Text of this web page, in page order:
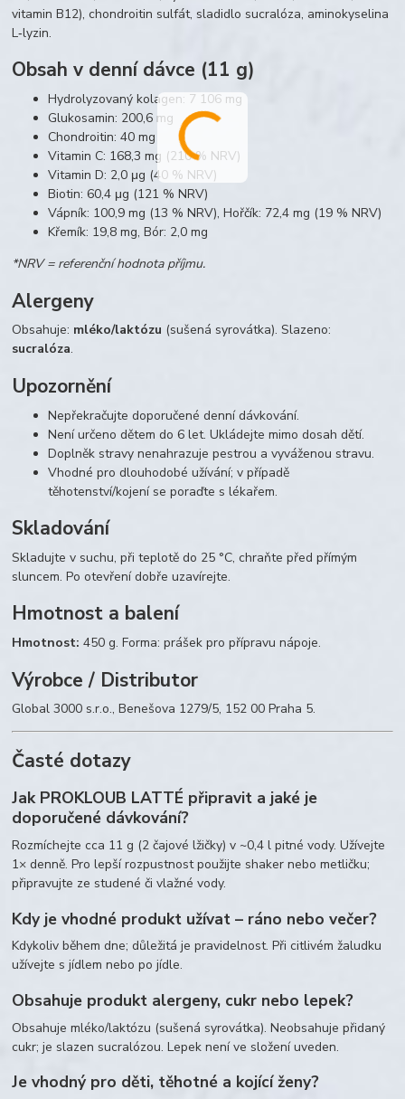
vitamin B12), chondroitin sulfát, sladidlo sucralóza, aminokyselina
L‑lyzin.
Obsah v denní dávce (11 g)
Hydrolyzovaný kolagen: 7 106 mg
Glukosamin: 200,6 mg
Chondroitin: 40 mg
Vitamin C: 168,3 mg (210 % NRV)
Vitamin D: 2,0 μg (40 % NRV)
Biotin: 60,4 μg (121 % NRV)
Vápník: 100,9 mg (13 % NRV), Hořčík: 72,4 mg (19 % NRV)
Křemík: 19,8 mg, Bór: 2,0 mg
*NRV = referenční hodnota příjmu.
Alergeny
Obsahuje: mléko/laktózu (sušená syrovátka). Slazeno:
sucralóza.
Upozornění
Nepřekračujte doporučené denní dávkování.
Není určeno dětem do 6 let. Ukládejte mimo dosah dětí.
Doplněk stravy nenahrazuje pestrou a vyváženou stravu.
Vhodné pro dlouhodobé užívání; v případě
těhotenství/kojení se poraďte s lékařem.
Skladování
Skladujte v suchu, při teplotě do 25 °C, chraňte před přímým
sluncem. Po otevření dobře uzavírejte.
Hmotnost a balení
Hmotnost: 450 g. Forma: prášek pro přípravu nápoje.
Výrobce / Distributor
Global 3000 s.r.o., Benešova 1279/5, 152 00 Praha 5.
Časté dotazy
Jak PROKLOUB LATTÉ připravit a jaké je
doporučené dávkování?
Rozmíchejte cca 11 g (2 čajové lžičky) v ~0,4 l pitné vody. Užívejte
1× denně. Pro lepší rozpustnost použijte shaker nebo metličku;
připravujte ze studené či vlažné vody.
Kdy je vhodné produkt užívat – ráno nebo večer?
Kdykoliv během dne; důležitá je pravidelnost. Při citlivém žaludku
užívejte s jídlem nebo po jídle.
Obsahuje produkt alergeny, cukr nebo lepek?
Obsahuje mléko/laktózu (sušená syrovátka). Neobsahuje přidaný
cukr; je slazen sucralózou. Lepek není ve složení uveden.
Je vhodný pro děti, těhotné a kojící ženy?